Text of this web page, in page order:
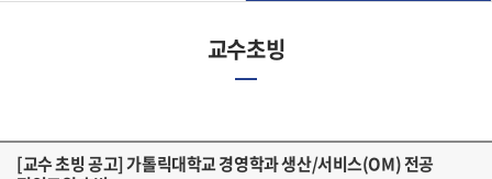
교수초빙
[교수 초빙 공고] 가톨릭대학교 경영학과 생산/서비스(OM) 전공